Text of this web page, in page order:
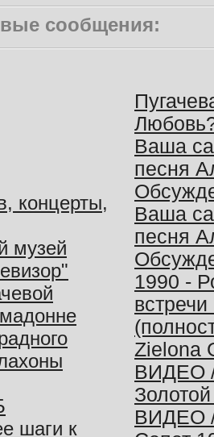
сообщения:
концерты,
музей
шаги к
Ваша
песня
Ваша
песня
1990 -
Zielona
ВИДЕО
ВИДЕО